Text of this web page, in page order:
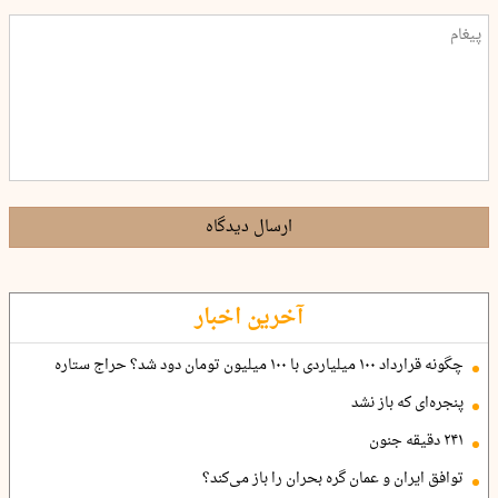
ارسال دیدگاه
آخرین اخبار
چگونه قرارداد ۱۰۰ میلیاردی با ۱۰۰ میلیون تومان دود شد؟ حراج ستاره
پنجره‌ای که باز نشد
۲۴۱ دقیقه جنون
توافق ایران و عمان گره بحران را باز می‌کند؟